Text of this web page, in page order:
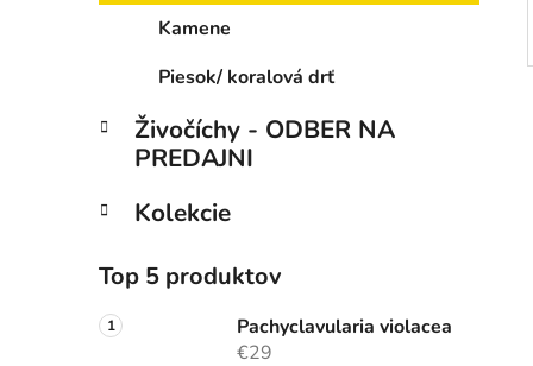
Kamene
Piesok/ koralová drť
Živočíchy - ODBER NA
PREDAJNI
Kolekcie
Top 5 produktov
Pachyclavularia violacea
€29